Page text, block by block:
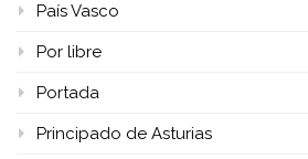
País Vasco
Por libre
Portada
Principado de Asturias